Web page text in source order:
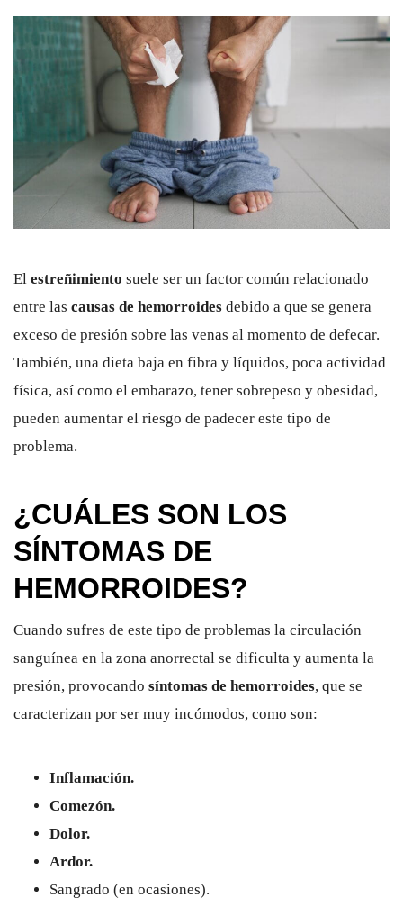
El estreñimiento suele ser un factor común relacionado
entre las causas de hemorroides debido a que se genera
exceso de presión sobre las venas al momento de defecar.
También, una dieta baja en fibra y líquidos, poca actividad
física, así como el embarazo, tener sobrepeso y obesidad,
pueden aumentar el riesgo de padecer este tipo de
problema.
¿CUÁLES SON LOS
SÍNTOMAS DE
HEMORROIDES?
Cuando sufres de este tipo de problemas la circulación
sanguínea en la zona anorrectal se dificulta y aumenta la
presión, provocando síntomas de hemorroides, que se
caracterizan por ser muy incómodos, como son:
Inflamación.
Comezón.
Dolor.
Ardor.
Sangrado (en ocasiones).